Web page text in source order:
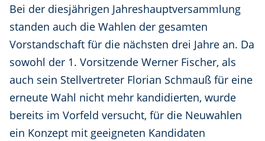
Bei der diesjährigen Jahreshauptversammlung
standen auch die Wahlen der gesamten
Vorstandschaft für die nächsten drei Jahre an. Da
sowohl der 1. Vorsitzende Werner Fischer, als
auch sein Stellvertreter Florian Schmauß für eine
erneute Wahl nicht mehr kandidierten, wurde
bereits im Vorfeld versucht, für die Neuwahlen
ein Konzept mit geeigneten Kandidaten